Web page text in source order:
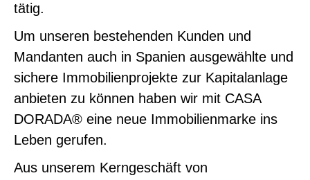
tätig.
Um unseren bestehenden Kunden und
Mandanten auch in Spanien ausgewählte und
sichere Immobilienprojekte zur Kapitalanlage
anbieten zu können haben wir mit CASA
DORADA® eine neue Immobilienmarke ins
Leben gerufen.
Aus unserem Kerngeschäft von